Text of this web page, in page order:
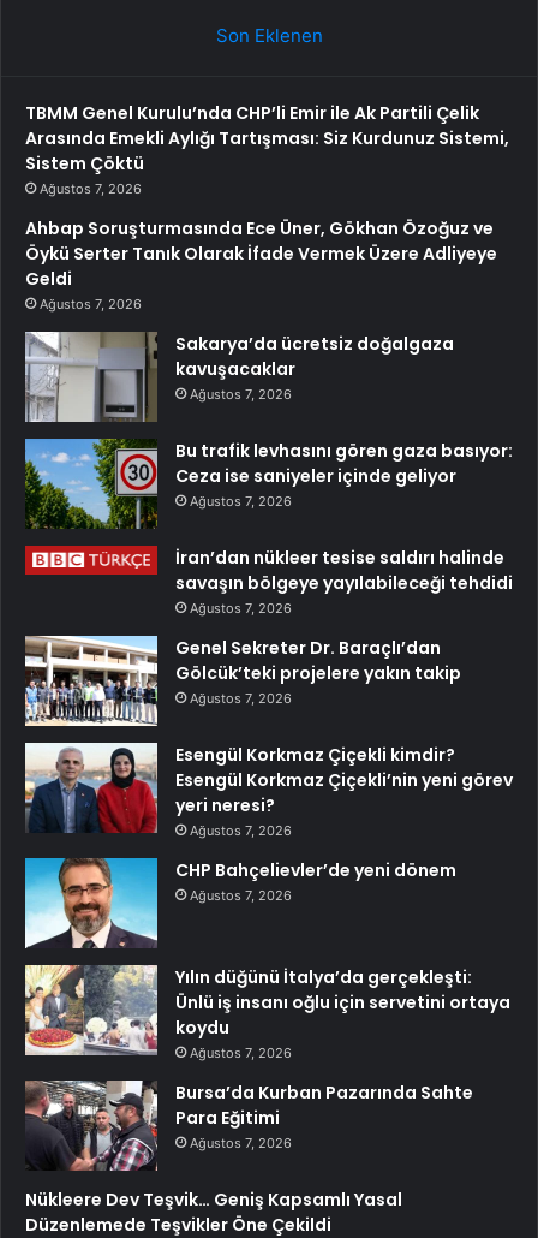
Son Eklenen
TBMM Genel Kurulu’nda CHP’li Emir ile Ak Partili Çelik
Arasında Emekli Aylığı Tartışması: Siz Kurdunuz Sistemi,
Sistem Çöktü
Ağustos 7, 2026
Ahbap Soruşturmasında Ece Üner, Gökhan Özoğuz ve
Öykü Serter Tanık Olarak İfade Vermek Üzere Adliyeye
Geldi
Ağustos 7, 2026
Sakarya’da ücretsiz doğalgaza
kavuşacaklar
Ağustos 7, 2026
Bu trafik levhasını gören gaza basıyor:
Ceza ise saniyeler içinde geliyor
Ağustos 7, 2026
İran’dan nükleer tesise saldırı halinde
savaşın bölgeye yayılabileceği tehdidi
Ağustos 7, 2026
Genel Sekreter Dr. Baraçlı’dan
Gölcük’teki projelere yakın takip
Ağustos 7, 2026
Esengül Korkmaz Çiçekli kimdir?
Esengül Korkmaz Çiçekli’nin yeni görev
yeri neresi?
Ağustos 7, 2026
CHP Bahçelievler’de yeni dönem
Ağustos 7, 2026
Yılın düğünü İtalya’da gerçekleşti:
Ünlü iş insanı oğlu için servetini ortaya
koydu
Ağustos 7, 2026
Bursa’da Kurban Pazarında Sahte
Para Eğitimi
Ağustos 7, 2026
Nükleere Dev Teşvik… Geniş Kapsamlı Yasal
Düzenlemede Teşvikler Öne Çekildi